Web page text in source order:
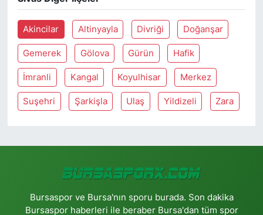
Akincilar Altinyayla Divriği Doğanşar
Gemerek Gölova Gürün Hafik
İmranli Kangal Koyulhisar Merkez
Suşehri Şarkişla Ulaş Yildizeli Zara
Bursaspor ve Bursa'nın sporu burada. Son dakika
Bursaspor haberleri ile beraber Bursa'dan tüm spor